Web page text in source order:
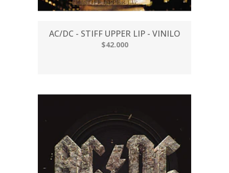
AC/DC - STIFF UPPER LIP - VINILO
$42.000